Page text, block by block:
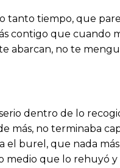
tanto tiempo, que
contigo que cuando
abarcan, no te
dentro de lo
más, no terminaba
burel, que nada más
medio que lo rehuyó